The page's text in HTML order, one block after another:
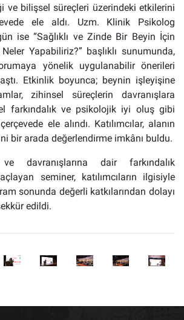
ve bilişsel süreçleri üzerindeki etkilerini
ele aldı. Uzm. Klinik Psikolog
ise “Sağlıklı ve Zinde Bir Beyin İçin
Yapabiliriz?” başlıklı sunumunda,
yönelik uygulanabilir önerileri
Etkinlik boyunca; beynin işleyişine
zihinsel süreçlerin davranışlara
farkındalık ve psikolojik iyi oluş gibi
ele alındı. Katılımcılar, alanın
bir arada değerlendirme imkânı buldu.
davranışlarına dair farkındalık
seminer, katılımcıların ilgisiyle
sonunda değerli katkılarından dolayı
edildi.